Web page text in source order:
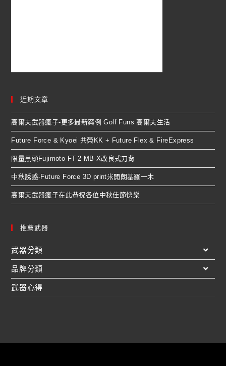
近期文章
高爾夫武器瘋子-更多最新案例 Golf Funs 高爾夫生活
Future Force & Kyoei 共榮KK + Future Flex & FireExpress
限量黑頭Fujimoto FT-2 MB-X改良式刀背
中秋誘惑-Future Force 3D print米開朗基羅一木
高爾夫武器瘋子在此恭祝各位中秋佳節快樂
推薦武器
武器分類
品牌分類
武器心得